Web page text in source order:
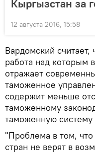
Кыргызстан за
12 августа 2016, 15:58
Вардомский считает,
работа над которым
отражает
таможенное
содержит меньше
таможенному
таможенную систему
"Проблема в том,
стран не верят в